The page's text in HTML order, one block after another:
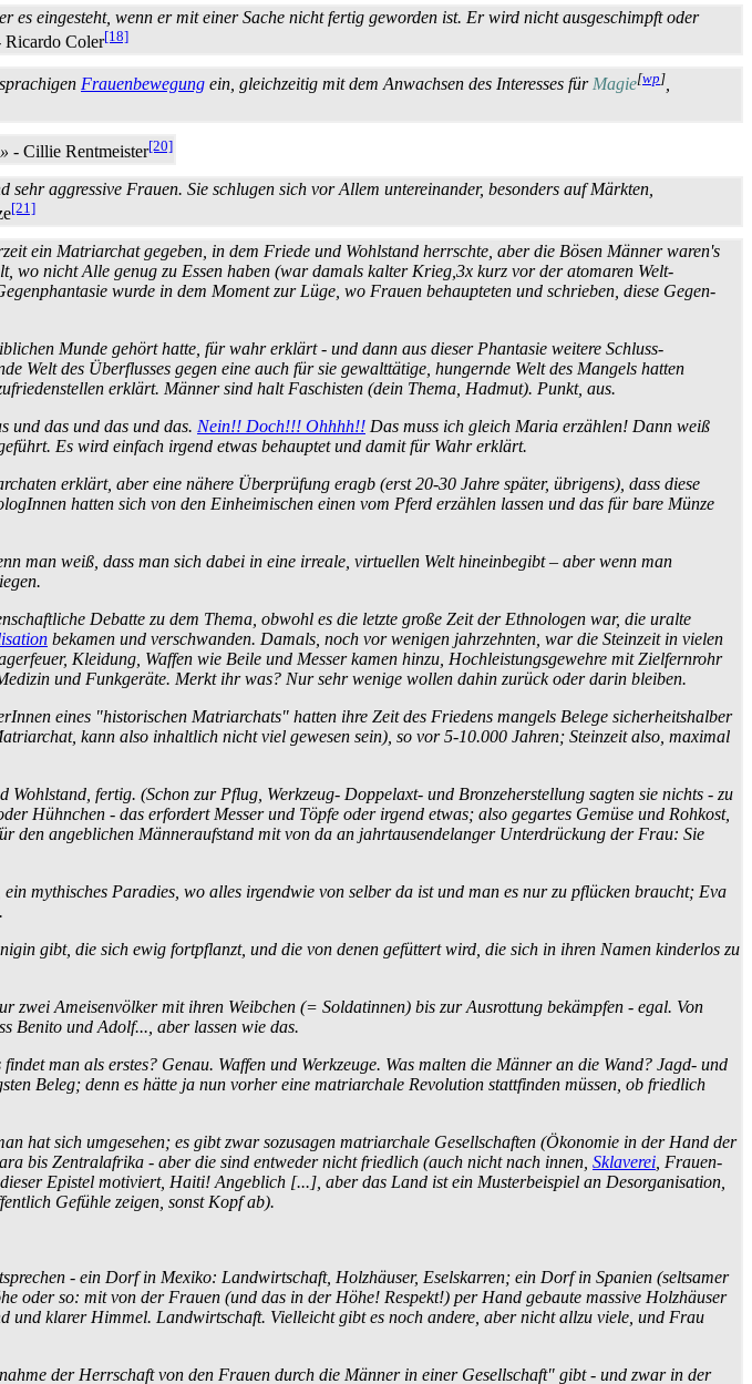
eingesteht, wenn er mit einer Sache nicht fertig geworden ist. Er wird nicht ausgeschimpft oder
Ricardo Coler[18]
Frauenbewegung ein, gleichzeitig mit dem Anwachsen des Interesses für Magie[wp]
- Cillie Rentmeister[20]
sehr aggressive Frauen. Sie schlugen sich vor Allem untereinander, besonders auf Märkten,
[21]
ein Matriarchat gegeben, in dem Friede und Wohlstand herrschte, aber die Bösen Männer waren's
wo nicht Alle genug zu Essen haben (war damals kalter Krieg,3x kurz vor der atomaren Welt­
wurde in dem Moment zur Lüge, wo Frauen behaupteten und schrieben, diese Gegen­
Munde gehört hatte, für wahr erklärt - und dann aus dieser Phantasie weitere Schluss­
des Überflusses gegen eine auch für sie gewalttätige, hungernde Welt des Mangels hatten
erklärt. Männer sind halt Faschisten (dein Thema, Hadmut). Punkt, aus.
und das und das und das. Nein!! Doch!!! Ohhhh!! Das muss ich gleich Maria erzählen! Dann weiß
Es wird einfach irgend etwas behauptet und damit für Wahr erklärt.
erklärt, aber eine nähere Überprüfung eragb (erst 20-30 Jahre später, übrigens), dass diese
hatten sich von den Einheimischen einen vom Pferd erzählen lassen und das für bare Münze
man weiß, dass man sich dabei in eine irreale, virtuellen Welt hineinbegibt – aber wenn man
Debatte zu dem Thema, obwohl es die letzte große Zeit der Ethnologen war, die uralte
bekamen und verschwanden. Damals, noch vor wenigen jahrzehnten, war die Steinzeit in vielen
Kleidung, Waffen wie Beile und Messer kamen hinzu, Hoch­leistungs­gewehre mit Zielfernrohr
und Funkgeräte. Merkt ihr was? Nur sehr wenige wollen dahin zurück oder darin bleiben.
eines "historischen Matriarchats" hatten ihre Zeit des Friedens mangels Belege sicherheits­halber
kann also inhaltlich nicht viel gewesen sein), so vor 5-10.000 Jahren; Steinzeit also, maximal
fertig. (Schon zur Pflug, Werkzeug- Doppelaxt- und Bronze­herstellung sagten sie nichts - zu
Hühnchen - das erfordert Messer und Töpfe oder irgend etwas; also gegartes Gemüse und Rohkost,
angeblichen Männer­aufstand mit von da an jahr­tausende­langer Unterdrückung der Frau: Sie
mythisches Paradies, wo alles irgendwie von selber da ist und man es nur zu pflücken braucht; Eva
gibt, die sich ewig fortpflanzt, und die von denen gefüttert wird, die sich in ihren Namen kinderlos zu
Ameisen­völker mit ihren Weibchen (= Soldatinnen) bis zur Ausrottung bekämpfen - egal. Von
Benito und Adolf..., aber lassen wie das.
man als erstes? Genau. Waffen und Werkzeuge. Was malten die Männer an die Wand? Jagd- und
Beleg; denn es hätte ja nun vorher eine matriarchale Revolution stattfinden müssen, ob friedlich
hat sich umgesehen; es gibt zwar sozusagen matriarchale Gesellschaften (Ökonomie in der Hand der
bis Zentralafrika - aber die sind entweder nicht friedlich (auch nicht nach innen, Sklaverei , Frauen­
Epistel motiviert, Haiti! Angeblich [...], aber das Land ist ein Muster­beispiel an Des­organisation,
Gefühle zeigen, sonst Kopf ab).
- ein Dorf in Mexiko: Landwirtschaft, Holzhäuser, Eselskarren; ein Dorf in Spanien (seltsamer
so: mit von der Frauen (und das in der Höhe! Respekt!) per Hand gebaute massive Holzhäuser
und klarer Himmel. Landwirtschaft. Vielleicht gibt es noch andere, aber nicht allzu viele, und Frau
der Herrschaft von den Frauen durch die Männer in einer Gesellschaft" gibt - und zwar in der